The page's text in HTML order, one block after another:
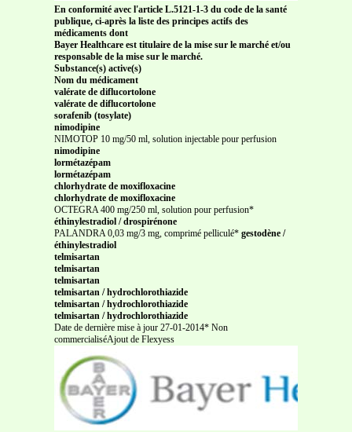
En conformité avec l'article L.5121-1-3 du code de la santé
publique, ci-après la liste des principes actifs des
médicaments dont
Bayer Healthcare est titulaire de la mise sur le marché et/ou
responsable de la mise sur le marché.
Substance(s) active(s)
Nom du médicament
valérate de diflucortolone
valérate de diflucortolone
sorafenib (tosylate)
nimodipine
NIMOTOP 10 mg/50 ml, solution injectable pour perfusion
nimodipine
lormétazépam
lormétazépam
chlorhydrate de moxifloxacine
chlorhydrate de moxifloxacine
OCTEGRA 400 mg/250 ml, solution pour perfusion*
éthinylestradiol / drospirénone
PALANDRA 0,03 mg/3 mg, comprimé pelliculé* gestodène /
éthinylestradiol
telmisartan
telmisartan
telmisartan
telmisartan / hydrochlorothiazide
telmisartan / hydrochlorothiazide
telmisartan / hydrochlorothiazide
Date de dernière mise à jour 27-01-2014* Non
commercialiséAjout de Flexyess